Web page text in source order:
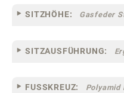
SITZHÖHE: Gasfeder
SITZAUSFÜHRUNG:
FUSSKREUZ: